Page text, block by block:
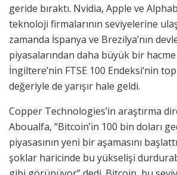
geride bıraktı. Nvidia, Apple ve
teknoloji firmalarının seviyelerine
zamanda İspanya ve Brezilya’nın
piyasalarından daha büyük bir hacme
İngiltere’nin FTSE 100 Endeksi’nin
değeriyle de yarışır hale geldi.
Copper Technologies’in araştırma
Aboualfa, “Bitcoin’in 100 bin doları
piyasasının yeni bir aşamasını
şoklar haricinde bu yükselişi